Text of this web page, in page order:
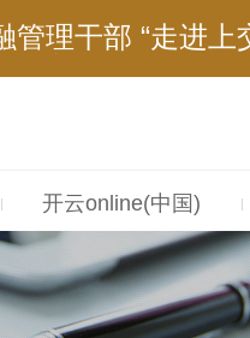
理干部 “走进上
机构支持科技
开云online(中国)